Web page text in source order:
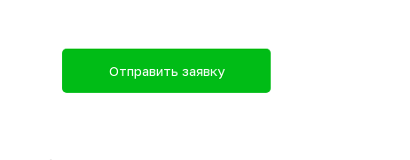
Отправить заявку